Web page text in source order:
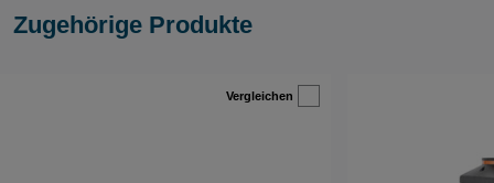
Zugehörige Produkte
Vergleichen